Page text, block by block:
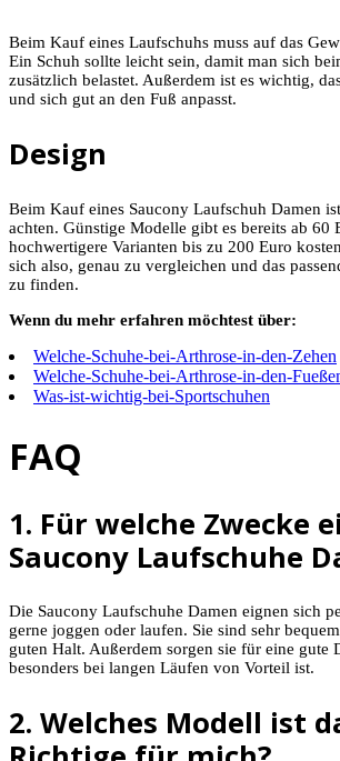
Beim Kauf eines Laufschuhs muss auf das
Ein Schuh sollte leicht sein, damit man sich
zusätzlich belastet. Außerdem ist es wichtig,
und sich gut an den Fuß anpasst.
Design
Beim Kauf eines Saucony Laufschuh Damen
achten. Günstige Modelle gibt es bereits ab 60
hochwertigere Varianten bis zu 200 Euro
sich also, genau zu vergleichen und das
zu finden.
Wenn du mehr erfahren möchtest über:
Welche-Schuhe-bei-Arthrose-in-den-Zehen
Welche-Schuhe-bei-Arthrose-in-den-
Was-ist-wichtig-bei-Sportschuhen
FAQ
1. Für welche Zwecke
Saucony Laufschuhe
Die Saucony Laufschuhe Damen eignen sich
gerne joggen oder laufen. Sie sind sehr
guten Halt. Außerdem sorgen sie für eine gute
besonders bei langen Läufen von Vorteil ist.
2. Welches Modell ist